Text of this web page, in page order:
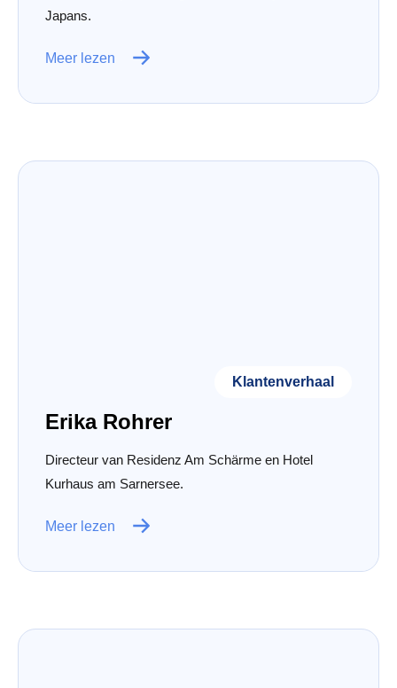
Japans.
Meer lezen
Klantenverhaal
Erika Rohrer
Directeur van Residenz Am Schärme en Hotel
Kurhaus am Sarnersee.
Meer lezen